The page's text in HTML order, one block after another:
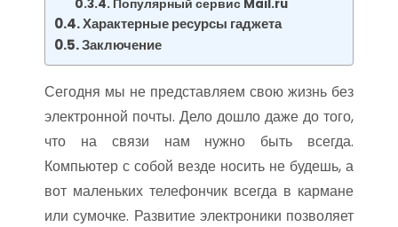
Популярный сервис Mail.ru
Характерные ресурсы гаджета
Заключение
Сегодня мы не представляем свою жизнь без
электронной почты. Дело дошло даже до того,
что на связи нам нужно быть всегда.
Компьютер с собой везде носить не будешь, а
вот маленьких телефончик всегда в кармане
или сумочке. Развитие электроники позволяет